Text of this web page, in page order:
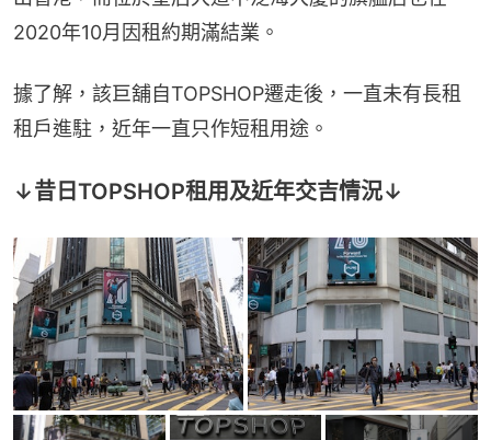
2020年10月因租約期滿結業。
據了解，該巨舖自TOPSHOP遷走後，一直未有長租
租戶進駐，近年一直只作短租用途。
↓昔日TOPSHOP租用及近年交吉情況↓